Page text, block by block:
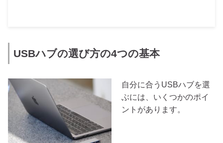
USBハブの選び方の4つの基本
自分に合うUSBハブを選
ぶには、いくつかのポイ
ントがあります。